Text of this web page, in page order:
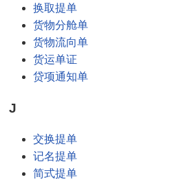
换取提单
货物分舱单
货物流向单
货运单证
贷项通知单
J
交换提单
记名提单
简式提单